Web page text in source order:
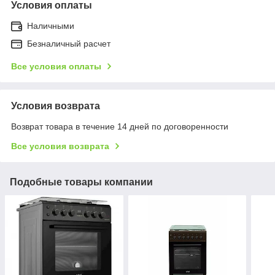
Условия оплаты
Наличными
Безналичный расчет
Все условия оплаты
Условия возврата
Возврат товара в течение 14 дней по договоренности
Все условия возврата
Подобные товары компании